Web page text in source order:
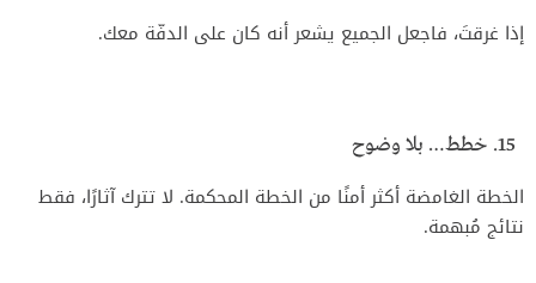
إذا غرقتَ، فاجعل الجميع يشعر أنه كان على الدفّة معك.
خطط… بلا وضوح
الخطة الغامضة أكثر أمنًا من الخطة المحكمة. لا تترك آثارًا، فقط
نتائج مُبهمة.